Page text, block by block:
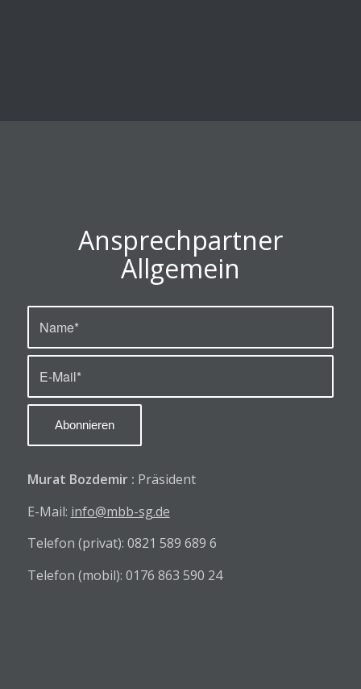
Ansprechpartner
Allgemein
Murat Bozdemir : Präsident
E-Mail: info@mbb-sg.de
Telefon (privat): 0821 589 689 6
Telefon (mobil): 0176 863 590 24